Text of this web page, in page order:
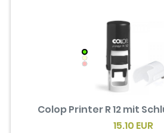
Colop Printer R 12 mit
15.10 EUR